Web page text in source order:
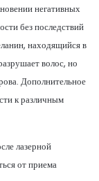
негативных
без последствий
находящийся в
волос, но
Дополнительное
к различным
лазерной
от приема